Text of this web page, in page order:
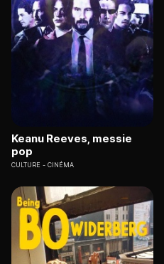
Keanu Reeves, messie
pop
CULTURE CINÉMA